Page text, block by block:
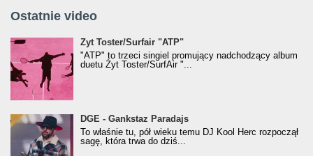
Ostatnie video
Żyt Toster/SurfAir - ATP VIDEO
Żyt Toster/Surfair "ATP"
"ATP" to trzeci singiel promujący nadchodzący album
duetu Żyt Toster/SurfAir "...
donGURALesko z nagrodą za
Klasyczny/Trueschoolowy Album Roku
(Popkillery 2023)
DGE - Gankstaz Paradajs
To właśnie tu, pół wieku temu DJ Kool Herc rozpoczął
sagę, która trwa do dziś...